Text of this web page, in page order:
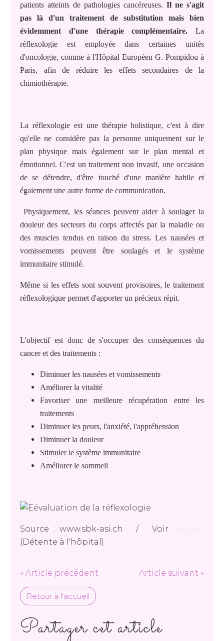
patients atteints de pathologies cancéreuses. Il ne s'agit
pas là d'un traitement de substitution mais bien
évidemment d'une thérapie complémentaire.
La
réflexologie est employée dans certaines unités
d'oncologie, comme à l'Hôpital Européen G. Pompidou à
Paris, afin de réduire les effets secondaires de la
chimiothérapie.
La réflexologie est une thérapie holistique, c'est à dire
qu'elle ne considère pas la personne uniquement sur le
plan physique mais également sur le plan mental et
émotionnel. C'est un traitement non invasif, une occasion
de se détendre, d'être touché d'une manière habile et
également une autre forme de communication.
Physiquement, les séances peuvent aider à soulager la
douleur des secteurs du corps affectés par la maladie ou
des muscles tendus en raison du stress. Les nausées et
vomissements peuvent être soulagés et le système
immunitaire stimulé.
Même si les effets sont souvent provisoires, le traitement
réflexologique permet d'apporter un précieux répit.
L'objectif est donc de s'occuper des conséquences du
cancer et des traitements :
Diminuer les nausées et vomissements
Améliorer la vitalité
Favoriser une meilleure récupération entre les
traitements
Diminuer les peurs, l'anxiété, l'appréhension
Diminuer la douleur
Stimuler le système immunitaire
Améliorer le sommeil
Source : www.sbk-asi.ch / Voir
(Détente à l'hôpital)
« Article précédent Article suivant »
Retour à l'accueil
Partager cet article